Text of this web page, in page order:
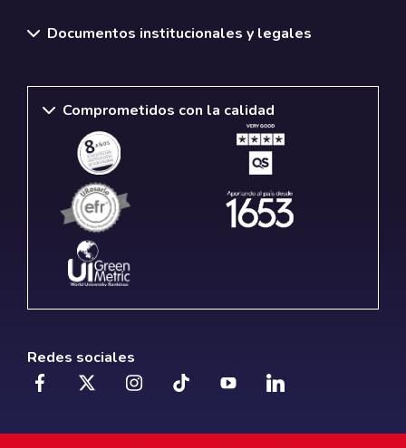
Documentos institucionales y legales
Comprometidos con la calidad
Redes sociales